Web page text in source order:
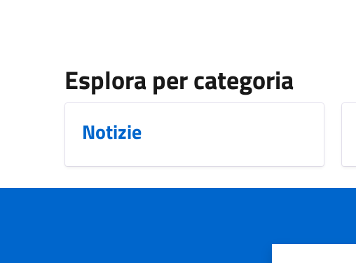
Esplora per categoria
Notizie